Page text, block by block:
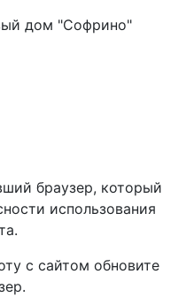
дом "Софрино"
браузер, который
использования
с сайтом обновите